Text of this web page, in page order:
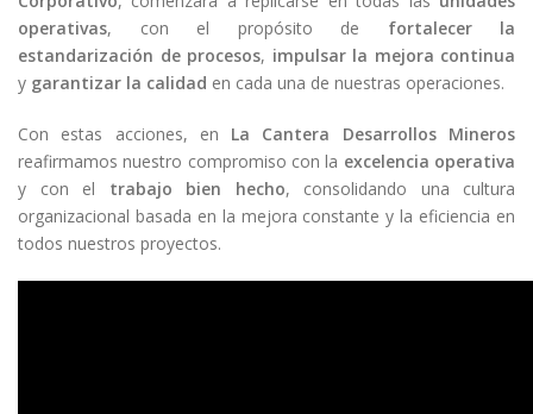
operativas, con el propósito de fortalecer la
estandarización de procesos, impulsar la mejora continua
y garantizar la calidad en cada una de nuestras operaciones.
Con estas acciones, en La Cantera Desarrollos Mineros
reafirmamos nuestro compromiso con la excelencia operativa
y con el trabajo bien hecho, consolidando una cultura
organizacional basada en la mejora constante y la eficiencia en
todos nuestros proyectos.